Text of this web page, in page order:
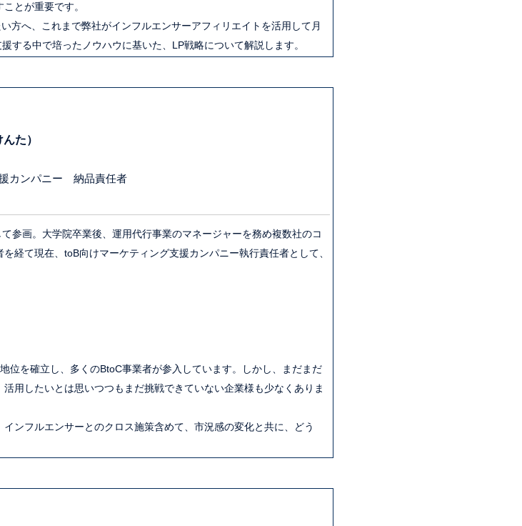
とが重要です。
方へ、これまで弊社がインフルエンサーアフィリエイトを活用して月
する中で培ったノウハウに基いた、LP戦略について解説します。
た）
カンパニー 納品責任者
参画。大学院卒業後、運用代行事業のマネージャーを務め複数社のコ
経て現在、toB向けマーケティング支援カンパニー執行責任者として、
を確立し、多くのBtoC事業者が参入しています。しかし、まだまだ
用したいとは思いつつもまだ挑戦できていない企業様も少なくありま
ンフルエンサーとのクロス施策含めて、市況感の変化と共に、どう